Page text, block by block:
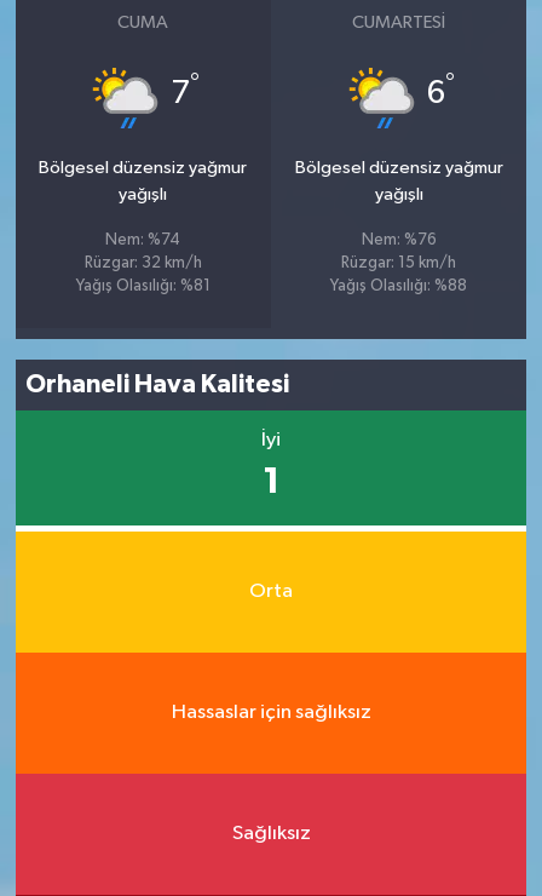
CUMA
7°
Bölgesel düzensiz yağmur
yağışlı
Nem: %74
Rüzgar: 32 km/h
Yağış Olasılığı: %81
CUMARTESI
6°
Bölgesel düzensiz yağmur
yağışlı
Nem: %76
Rüzgar: 15 km/h
Yağış Olasılığı: %88
Orhaneli Hava Kalitesi
İyi
1
Orta
Hassaslar için sağlıksız
Sağlıksız